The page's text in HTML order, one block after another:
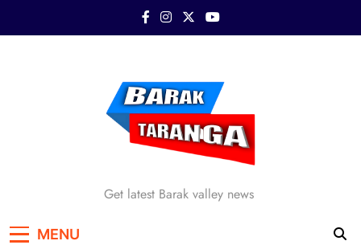
Barak Taranga
Get latest Barak valley news
MENU